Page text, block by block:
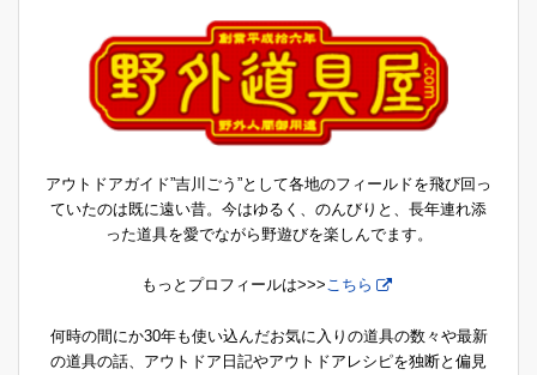
アウトドアガイド”吉川ごう”として各地のフィールドを飛び回っ
ていたのは既に遠い昔。今はゆるく、のんびりと、長年連れ添
った道具を愛でながら野遊びを楽しんでます。
もっとプロフィールは>>> こちら
何時の間にか30年も使い込んだお気に入りの道具の数々や最新
の道具の話、アウトドア日記やアウトドアレシピを独断と偏見